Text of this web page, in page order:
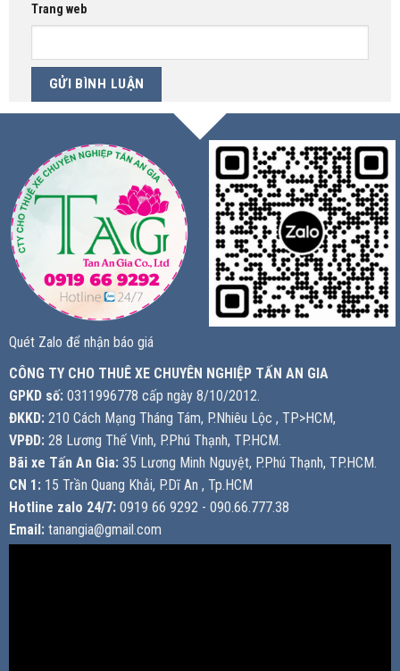
Trang web
Quét Zalo để nhận báo giá
CÔNG TY CHO THUÊ XE CHUYÊN NGHIỆP TẤN AN GIA
GPKD số: 0311996778 cấp ngày 8/10/2012.
ĐKKD: 210 Cách Mạng Tháng Tám, P.Nhiêu Lộc , TP>HCM,
VPĐD: 28 Lương Thế Vinh, P.Phú Thạnh, TP.HCM.
Bãi xe Tấn An Gia: 35 Lương Minh Nguyệt, P.Phú Thạnh, TP.HCM.
CN 1: 15 Trần Quang Khải, P.Dĩ An , Tp.HCM
Hotline zalo 24/7: 0919 66 9292 - 090.66.777.38
Email: tanangia@gmail.com